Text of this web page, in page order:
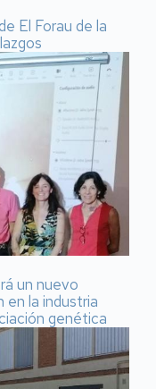
El Forau de la
un nuevo
en la industria
genética